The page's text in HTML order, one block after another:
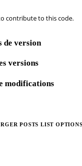
contribute to this code.
de version
versions
modifications
POSTS LIST